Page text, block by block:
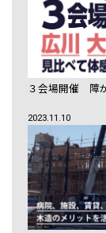
３会場開催 障
2023.11.10